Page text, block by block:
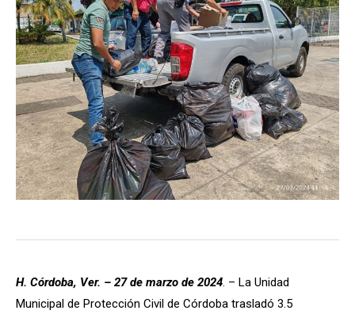
H. Córdoba, Ver. – 27 de marzo de 2024. – La Unidad
Municipal de Protección Civil de Córdoba trasladó 3.5